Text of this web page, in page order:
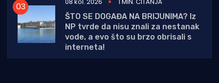
ŠTO SE DOGAĐA NA BRIJUNIMA? Iz
NP tvrde da nisu znali za nestanak
vode, a evo što su brzo obrisali s
interneta!